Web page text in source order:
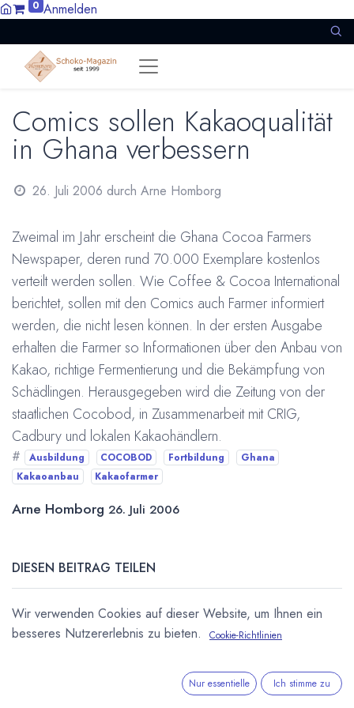
0 Anmelden
Comics sollen Kakaoqualität
in Ghana verbessern
26. Juli 2006 durch Arne Homborg
Zweimal im Jahr erscheint die Ghana Cocoa Farmers
Newspaper, deren rund 70.000 Exemplare kostenlos
verteilt werden sollen. Wie Coffee & Cocoa International
berichtet, sollen mit den Comics auch Farmer informiert
werden, die nicht lesen können. In der ersten Ausgabe
erhalten die Farmer so Informationen über den Anbau von
Kakao, richtige Fermentierung und die Bekämpfung von
Schädlingen. Herausgegeben wird die Zeitung von der
staatlichen Cocobod, in Zusammenarbeit mit CRIG,
Cadbury und lokalen Kakaohändlern.
# Ausbildung COCOBOD Fortbildung
Ghana
Kakaoanbau
Kakaofarmer
Arne Homborg 26. Juli 2006
DIESEN BEITRAG TEILEN
Wir verwenden Cookies auf dieser Website, um Ihnen ein
besseres Nutzererlebnis zu bieten.
Cookie-Richtlinien
Nur essentielle Ich stimme zu